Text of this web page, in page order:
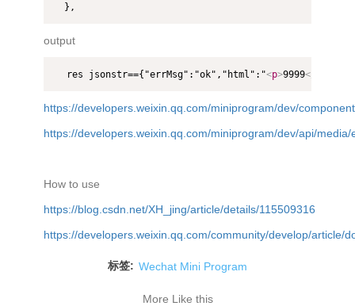
  },
output
  res jsonstr=={"errMsg":"ok","html":"
<p>9999</
https://developers.weixin.qq.com/miniprogram/dev/
https://developers.weixin.qq.com/miniprogram/dev/api/
How to use
https://blog.csdn.net/XH_jing/article/details/115509316
https://developers.weixin.qq.com/community/develop/article/
标签: Wechat Mini Program
More Like this